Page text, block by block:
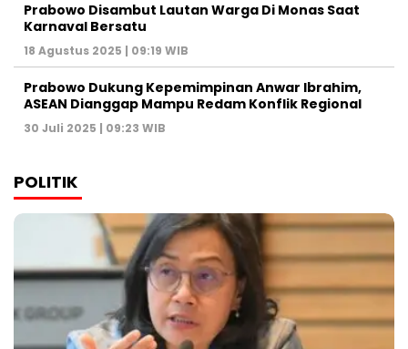
Prabowo Disambut Lautan Warga Di Monas Saat
Karnaval Bersatu
18 Agustus 2025 | 09:19 WIB
Prabowo Dukung Kepemimpinan Anwar Ibrahim,
ASEAN Dianggap Mampu Redam Konflik Regional
30 Juli 2025 | 09:23 WIB
POLITIK